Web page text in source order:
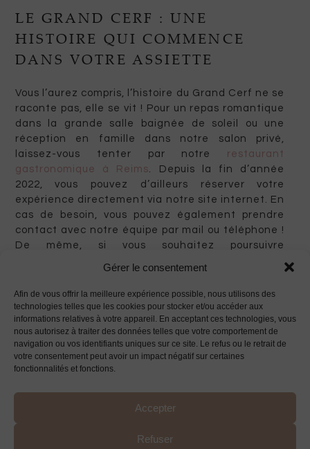
Gérer le consentement
Afin de vous offrir la meilleure expérience possible, nous utilisons des
technologies telles que les cookies pour stocker et/ou accéder aux
informations relatives à votre appareil. En acceptant ces technologies, vous
nous autorisez à traiter des données telles que votre comportement de
navigation ou vos identifiants uniques sur ce site. Le refus ou le retrait de
votre consentement peut avoir un impact négatif sur certaines
fonctionnalités et fonctions.
Accepter
Refuser
LE GRAND CERF : UNE
HISTOIRE QUI COMMENCE
DANS VOTRE ASSIETTE
Vous l’aurez compris, l’histoire du Grand Cerf ne se
raconte pas, elle se vit ! Pour un repas romantique
dans la grande salle baignée de soleil ou une
réception en famille dans notre salon privé,
laissez-vous tenter par notre restaurant
gastronomique à Reims. Depuis la fin d’année
2022, vous pouvez d’ailleurs réserver votre
expérience directement via notre site internet. En
cas de besoin, vous pouvez également prendre
contact avec notre équipe par mail ou téléphone !
De même, si vous souhaitez poursuivre
l’expérience du Grand Cerf chez vous, nous
sur le secteur de Reims et Epernay.
Découvrir d'autres
saveurs